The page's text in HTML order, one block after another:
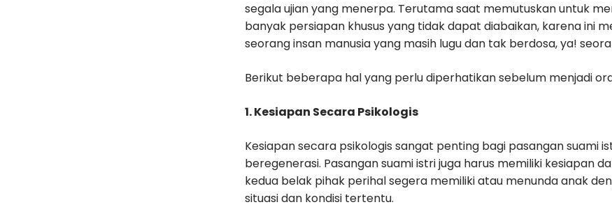
segala ujian yang menerpa. Terutama saat memutuskan untuk
banyak persiapan khusus yang tidak dapat diabaikan, karena ini
seorang insan manusia yang masih lugu dan tak berdosa, ya!
Berikut beberapa hal yang perlu diperhatikan sebelum menjadi
1. Kesiapan Secara Psikologis
Kesiapan secara psikologis sangat penting bagi pasangan suami
beregenerasi. Pasangan suami istri juga harus memiliki kesiapan
kedua belak pihak perihal segera memiliki atau menunda anak
situasi dan kondisi tertentu.